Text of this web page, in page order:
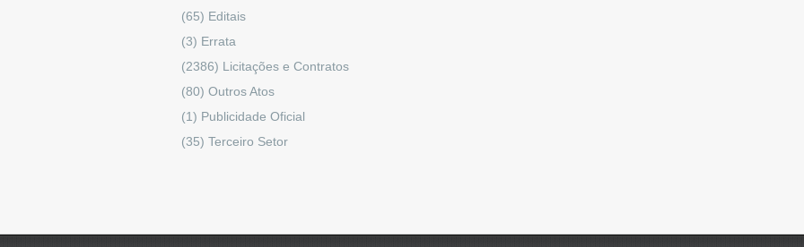
(65) Editais
(3) Errata
(2386) Licitações e Contratos
(80) Outros Atos
(1) Publicidade Oficial
(35) Terceiro Setor